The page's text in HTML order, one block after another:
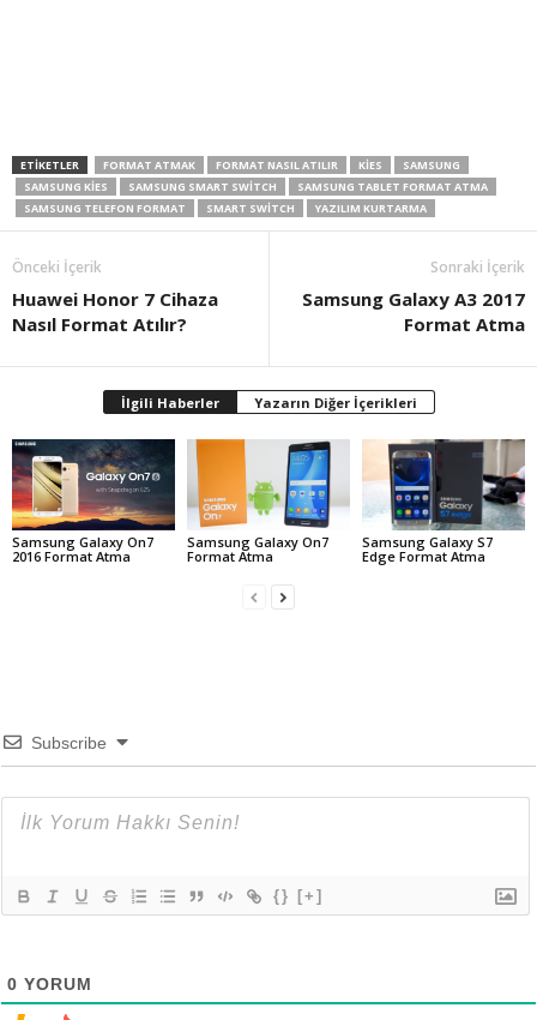
ETIKETLER FORMAT ATMAK FORMAT NASIL ATILIR KIES
SAMSUNG
SAMSUNG KIES
SAMSUNG SMART SWITCH
SAMSUNG TABLET FORMAT ATMA
SAMSUNG TELEFON FORMAT
SMART SWITCH YAZILIM KURTARMA
Önceki İçerik
Huawei Honor 7 Cihaza
Nasıl Format Atılır?
Sonraki İçerik
Samsung Galaxy A3 2017
Format Atma
İlgili Haberler Yazarın Diğer İçerikleri
Samsung Galaxy On7
2016 Format Atma
Samsung Galaxy On7
Format Atma
Samsung Galaxy S7
Edge Format Atma
Subscribe
{} [+]
0 YORUM